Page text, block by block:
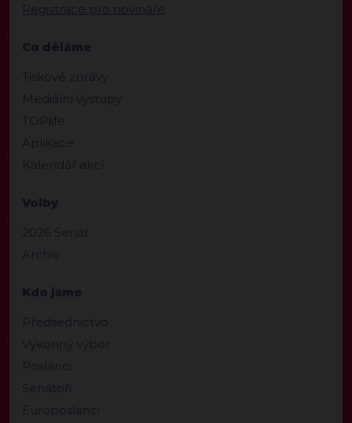
Registrace pro novináře
Co děláme
Tiskové zprávy
Mediální výstupy
TOPlife
Aplikace
Kalendář akcí
Volby
2026 Senát
Archiv
Kdo jsme
Předsednictvo
Výkonný výbor
Poslanci
Senátoři
Europoslanci